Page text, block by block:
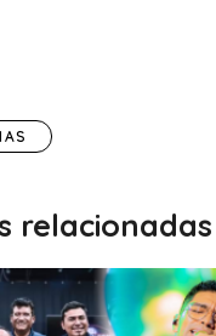
relacionadas